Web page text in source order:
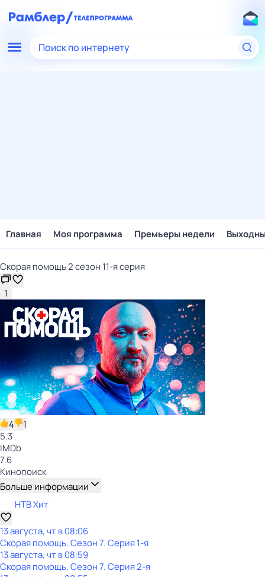
Поиск по интернету
Главная Моя программа Премьеры недели
Скорая помощь 2 сезон 11-я серия
1
4
1
5.3
IMDb
7.6
Кинопоиск
Больше информации
НТВ Хит
13 августа, чт в 08:06
Скорая помощь. Сезон 7. Серия 1-я
13 августа, чт в 08:59
Скорая помощь. Сезон 7. Серия 2-я